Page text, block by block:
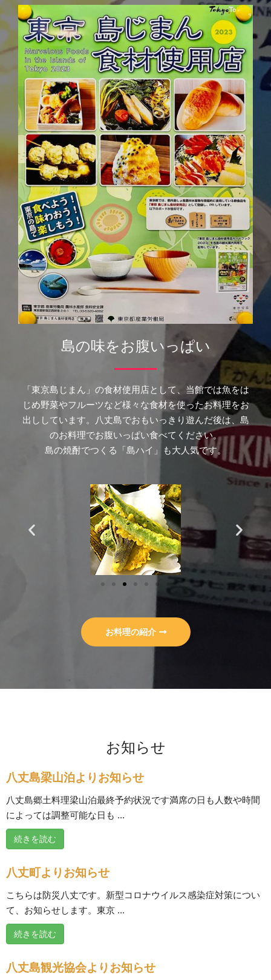
島の味をお腹いっぱい
「東京島じまん」の食材使用店として、当館では魚をは
じめ野菜やフルーツなど様々な食材を使ったお料理をお
出ししています。八丈島でおもいっきり遊んだ後は、島
のお料理でお腹いっぱい食べてください。
島の焼酎でつくる「島ハイ」も大人気です。
お料理の紹介
お知らせ
八丈島梁山泊よりお知らせ
八丈島郷土料理梁山泊最終予約状況です満席の日も人数や時間
によっては調整可能な日も ...
続きを読む
八丈町よりお知らせ
こちらは防災八丈です。新型コロナウイルス感染症対策につい
て、お知らせします。東京 ...
続きを読む
八丈島観光協会よりお知らせ